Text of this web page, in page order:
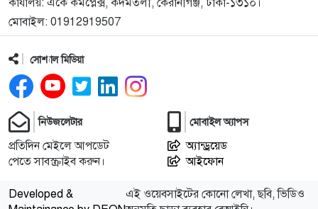
ইয়ামাল ইতিহাস গড়বে, তবে এবার নয়: মেসি
১১
দাবানলের ধোঁয়ায় ঢেকেছে নিউজার্সির আকাশ, বিশ্বকাপের
ফাইনাল নিয়ে উদ্বেগ
১২
ফিফার বাড়তি সুবিধা পাওয়া নিয়ে যা বললেন মেসি
১৩
প্রধানমন্ত্রীর
১৪
কার্যালয়: একে কমপ্লেক্স, কদমতলী, কেরানীগঞ্জ, ঢাকা-১৩১০।
মোবাইল: 01912919507
সোশ্যাল মিডিয়া
নিউজলেটার
প্রতিদিন মেইলে আপডেট
পেতে সাবস্ক্রাইব করুন।
মোবাইল অ্যাপস
অ্যান্ড্রয়েড
আইফোন
Developed &
এই ওয়েবসাইটের কোনো লেখা, ছবি, ভিডিও